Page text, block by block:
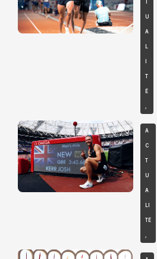
U
A
T
É
A
C
T
U
A
TÉ